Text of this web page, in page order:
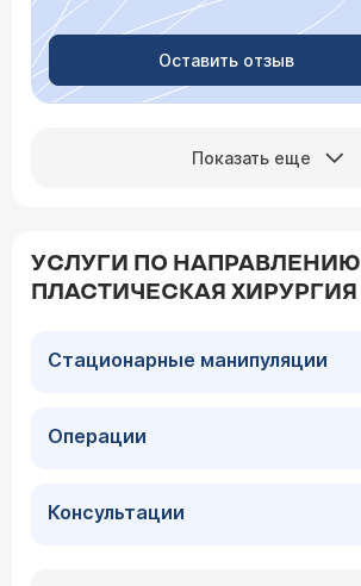
Оставить отзыв
Показать еще
УСЛУГИ ПО НАПРАВЛЕНИЮ
ПЛАСТИЧЕСКАЯ ХИРУРГИЯ
Стационарные манипуляции
Операции
Консультации